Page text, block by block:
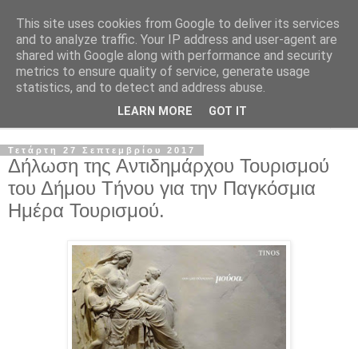
Τετάρτη 27 Σεπτεμβρίου 2017
Δήλωση της Αντιδημάρχου Τουρισμού
του Δήμου Τήνου για την Παγκόσμια
Ημέρα Τουρισμού.
This site uses cookies from Google to deliver its services
and to analyze traffic. Your IP address and user-agent are
shared with Google along with performance and security
metrics to ensure quality of service, generate usage
statistics, and to detect and address abuse.
LEARN MORE GOT IT